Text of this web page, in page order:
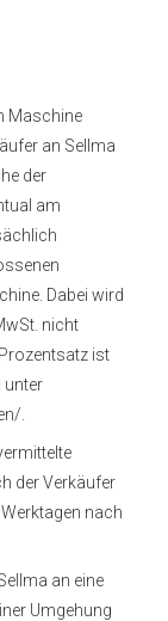
Maschine
an Sellma
der
am
Dabei wird
nicht
ist
unter
.
der Verkäufer
nach
an eine
Umgehung